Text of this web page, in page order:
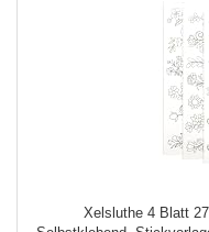
Xelsluthe 4 Blatt